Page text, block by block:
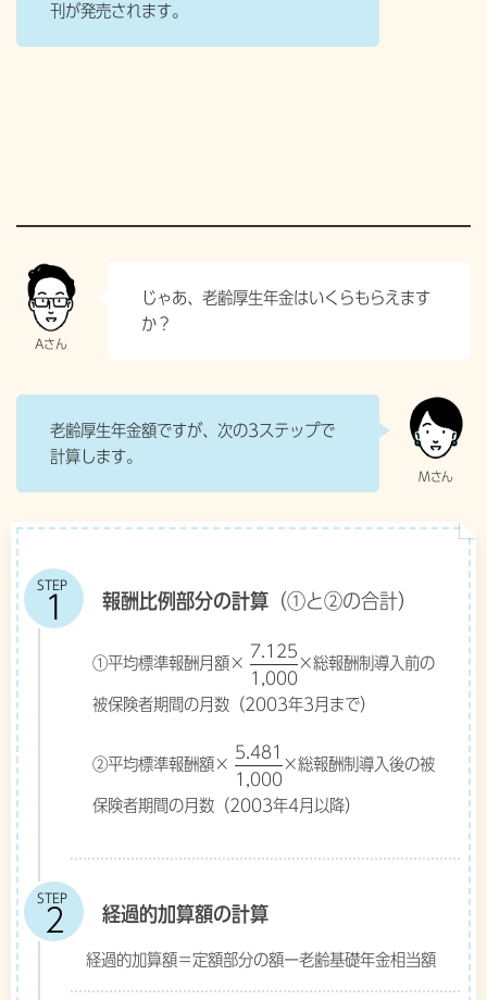
刊が発売されます。
じゃあ、老齢厚生年金はいくらもらえます
か？
老齢厚生年金額ですが、次の3ステップで
計算します。
STEP
報酬比例部分の計算（①と②の合計）
①平均標準報酬月額×
7.125
1,000
×総報酬制導入前の
被保険者期間の月数（2003年3月まで）
②平均標準報酬額×
5.481
1,000
×総報酬制導入後の被
保険者期間の月数（2003年4月以降）
STEP
経過的加算額の計算
経過的加算額＝定額部分の額ー老齢基礎年金相当額